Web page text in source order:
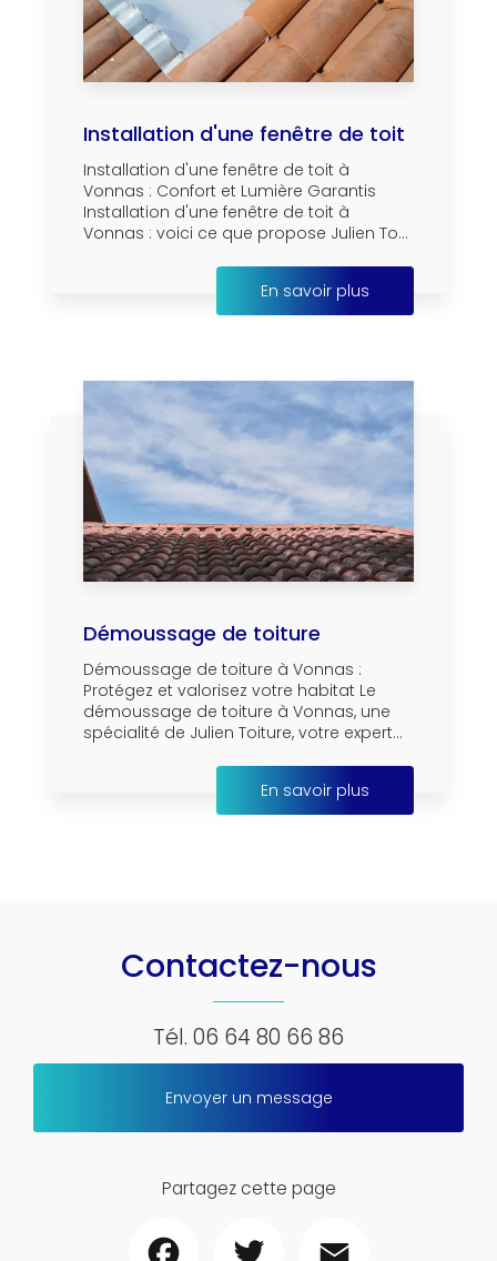
Installation d'une fenêtre de toit
Installation d'une fenêtre de toit à
Vonnas : Confort et Lumière Garantis
Installation d'une fenêtre de toit à
Vonnas : voici ce que propose Julien To...
En savoir plus
Démoussage de toiture
Démoussage de toiture à Vonnas :
Protégez et valorisez votre habitat Le
démoussage de toiture à Vonnas, une
spécialité de Julien Toiture, votre expert...
En savoir plus
Contactez-nous
Tél. 06 64 80 66 86
Envoyer un message
Partagez cette page